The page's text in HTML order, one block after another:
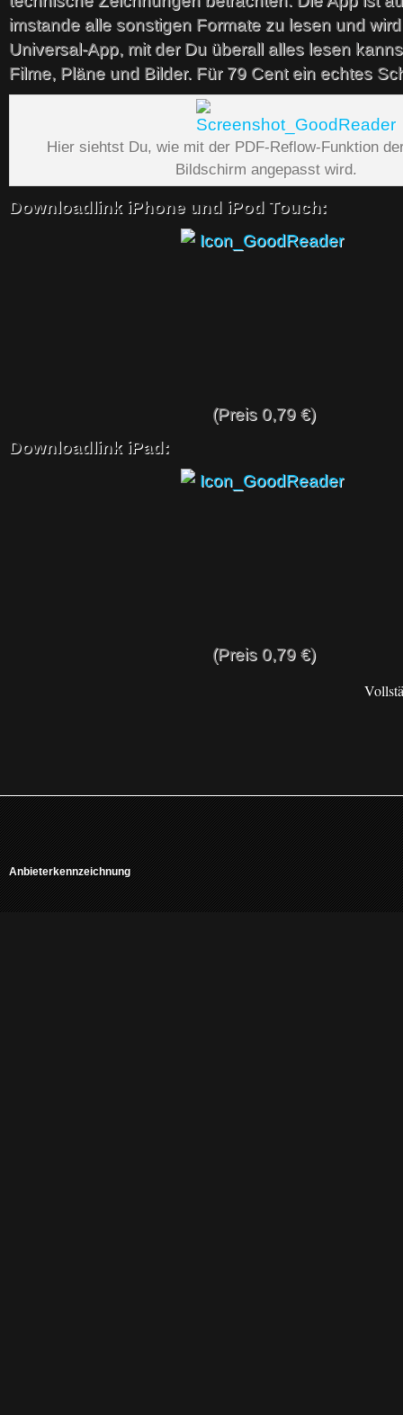
imstande alle sonstigen Formate zu lesen und
Universal-App, mit der Du überall alles lesen
Filme, Pläne und Bilder. Für 79 Cent ein echtes
Hier siehtst Du, wie mit der PDF-Reflow-Funktion
Bildschirm angepasst wird.
Downloadlink iPhone und iPod Touch:
(Preis 0,79 €)
Downloadlink iPad:
(Preis 0,79 €)
Anbieterkennzeichnung